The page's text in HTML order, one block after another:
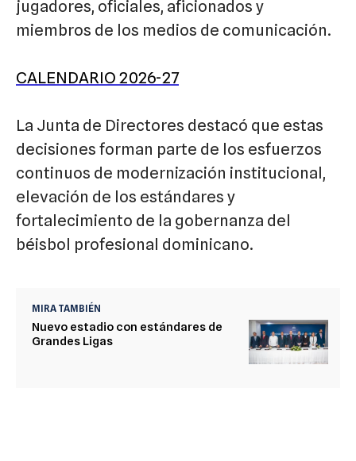
jugadores, oficiales, aficionados y
miembros de los medios de comunicación.
CALENDARIO 2026-27
La Junta de Directores destacó que estas
decisiones forman parte de los esfuerzos
continuos de modernización institucional,
elevación de los estándares y
fortalecimiento de la gobernanza del
béisbol profesional dominicano.
MIRA TAMBIÉN
Nuevo estadio con estándares de
Grandes Ligas